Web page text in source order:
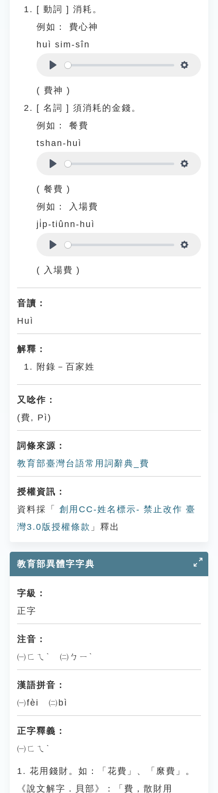
[ 動詞 ] 消耗。
例如：
費心神
huì sim-sîn
( 費神 )
[ 名詞 ] 須消耗的金錢。
例如：
餐費
tshan-huì
( 餐費 )
例如：
入場費
ji̍p-tiûnn-huì
( 入場費 )
音讀：
Huì
解釋：
附錄－百家姓
又唸作：
(費, Pì)
詞條來源：
教育部臺灣台語常用詞辭典_費
授權資訊：
資料採「
創用CC-姓名標示- 禁止改作 臺
灣3.0版授權條款 」釋出
教育部異體字字典
字級：
正字
注音：
㈠ㄈㄟˋ ㈡ㄅㄧˋ
漢語拼音：
㈠fèi ㈡bì
正字釋義：
㈠ㄈㄟˋ
1. 花用錢財。如：「花費」、「縻費」。
《說文解字．貝部》：「費，散財用